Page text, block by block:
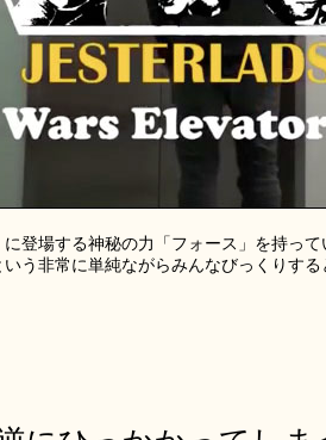
登場する神秘の力「フォース」を持っ
う非常に単純ながらみんなびっくりす